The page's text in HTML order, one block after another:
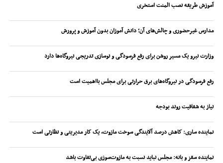
آموزش طریقه نصب المنت استخری
مدارس غیرحضوری و چالش‌های آن؛ دانش آموزان بدون آموزش و پرورش
وزارت نیرو یک مسیر روشن برای رفع فرسودگی و نوسازی تدریجی نیروگاه‌ها دارد
رفع فرسودگی در نیروگاه‌های برق حرارتی برای مجلس بااهمیت است
نیاز به شفافیت روند بودجه
نماینده ساری: کاهش درصد آلایندگی سوخت مازوت، یک کار مدیریتی و نظارتی است
نماینده سقز و بانه: مجلس نباید نسبت به مازوت‌سوزی بی‌تفاوت باشد